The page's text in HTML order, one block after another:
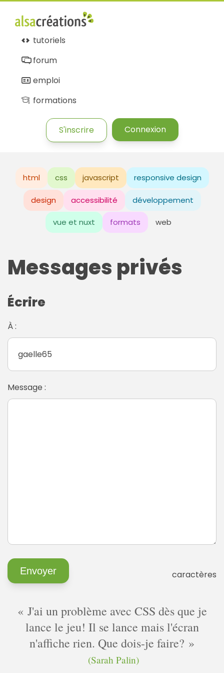
tutoriels
forum
emploi
formations
S'inscrire Connexion
html css javascript responsive design
design accessibilité développement
vue et nuxt formats web
Messages privés
Écrire
À :
Message :
caractères
J'ai un problème avec CSS dès que je
lance le jeu! Il se lance mais l'écran
n'affiche rien. Que dois-je faire?
(Sarah Palin)